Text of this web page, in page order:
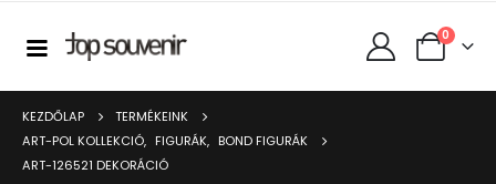
0
KEZDŐLAP
TERMÉKEINK
ART-POL KOLLEKCIÓ, FIGURÁK, BOND FIGURÁK
ART-126521 DEKORÁCIÓ